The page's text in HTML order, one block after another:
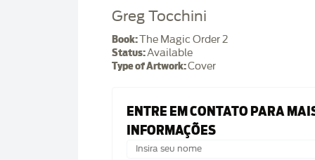
Greg Tocchini
Book:The Magic Order 2
Status:Available
Type of Artwork:Cover
ENTRE EM CONTATO PARA
INFORMAÇÕES